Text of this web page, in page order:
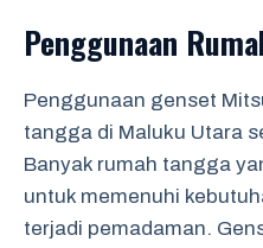
Penggunaan
Penggunaan genset
tangga di Maluku Utara
Banyak rumah tangga
untuk memenuhi
terjadi pemadaman.